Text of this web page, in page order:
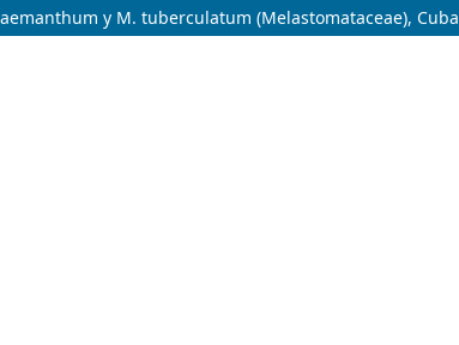
y M. tuberculatum (Melastomataceae), Cuba